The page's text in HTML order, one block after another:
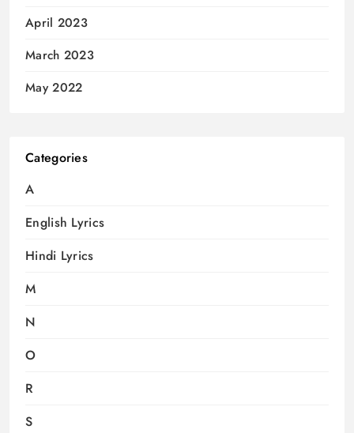
April 2023
March 2023
May 2022
Categories
A
English Lyrics
Hindi Lyrics
M
N
O
R
S